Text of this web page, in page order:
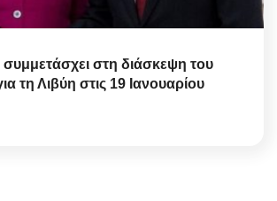
στη διάσκεψη του
τη Λιβύη στις 19 Ιανουαρίου